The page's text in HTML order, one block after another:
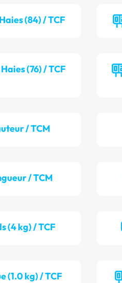
(84) / TCF
(76) / TCF
/ TCM
/ TCM
(4 kg) / TCF
(1.0 kg) / TCF